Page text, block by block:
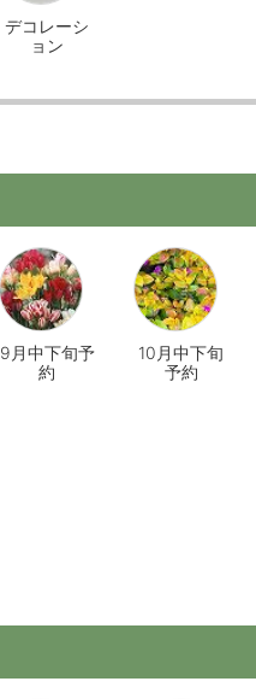
デコレーシ
ョン
9月中下旬予
約
10月中下旬
予約